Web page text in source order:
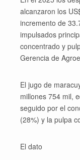
alcanzaron los
incremento de
impulsados
concentrado y
Gerencia de
El jugo de
millones 754 mil,
seguido por el
(28%) y la pulpa
El dato